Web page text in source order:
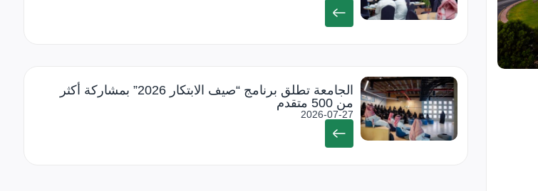
الجامعة تطلق برنامج “صيف الابتكار 2026” بمشاركة أكثر
من 500 متقدم
2026-07-27